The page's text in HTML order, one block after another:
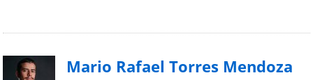
Mario Rafael Torres Mendoza